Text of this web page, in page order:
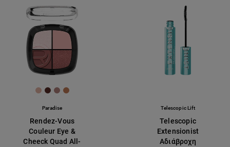
[Color]: #E4B4A4
[Color]: #582D26
[Color]: #B1807B
[Color]: #C27A54
Paradise
Rendez-Vous
Couleur Eye &
Cheeck Quad All-
Telescopic Lift
Telescopic
Extensionist
Αδιάβροχη